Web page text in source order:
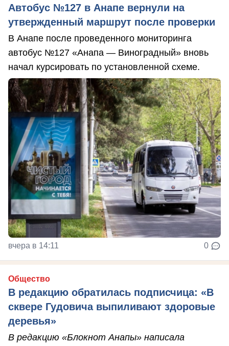
Автобус №127 в Анапе вернули на
утвержденный маршрут после проверки
В Анапе после проведенного мониторинга
автобус №127 «Анапа — Виноградный» вновь
начал курсировать по установленной схеме.
вчера в 14:11 0
Общество
В редакцию обратилась подписчица: «В
сквере Гудовича выпиливают здоровые
деревья»
В редакцию «Блокнот Анапы» написала